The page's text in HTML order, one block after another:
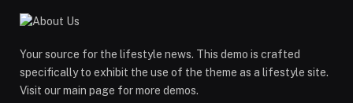
Your source for the lifestyle news. This demo is crafted
specifically to exhibit the use of the theme as a lifestyle site.
Visit our main page for more demos.